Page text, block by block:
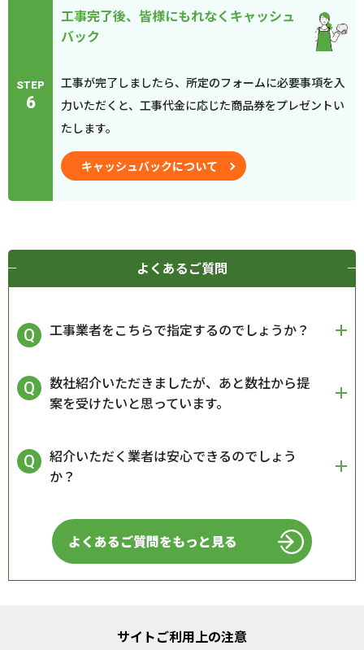
STEP
6
工事完了後、皆様にもれなくキャッシュ
バック
工事が完了しましたら、所定のフォームに必要事項を入
力いただくと、工事代金に応じた商品券をプレゼントい
たします。
キャッシュバックについて
よくあるご質問
工事業者をこちらで指定するのでしょうか？
数社紹介いただきましたが、あと数社から提
案を受けたいと思っています。
紹介いただく業者は安心できるのでしょう
か？
よくあるご質問をもっと見る
サイトご利用上の注意